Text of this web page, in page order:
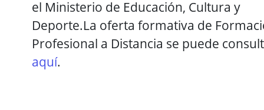
el Ministerio de Educación, Cultura y
Deporte.La oferta formativa de
Profesional a Distancia se puede
aquí.